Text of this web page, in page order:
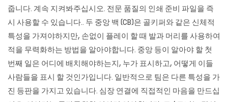
줍니다. 계속 지켜봐주십시오. 전문 품질의 인쇄 준비 파일을 즉
시 사용할 수 있습니다.. 두 중앙 백 (CB)은 골키퍼와 같은 신체적
특성을 가져야하지만, 손없이 플레이 할 때 발과 머리를 사용하여
적을 무력화하는 방법을 알아야합니다. 중앙 등이 알아야 할 첫
번째 일은 어디에 배치해야하는지, 누가 표시하고, 어떻게 이들
사람들을 표시 할 것인가입니다. 일반적으로 팀은 다른 특성을 가
진 등판을 가지고 있습니다. 심장 연결에 직접적인 마음을 만드십